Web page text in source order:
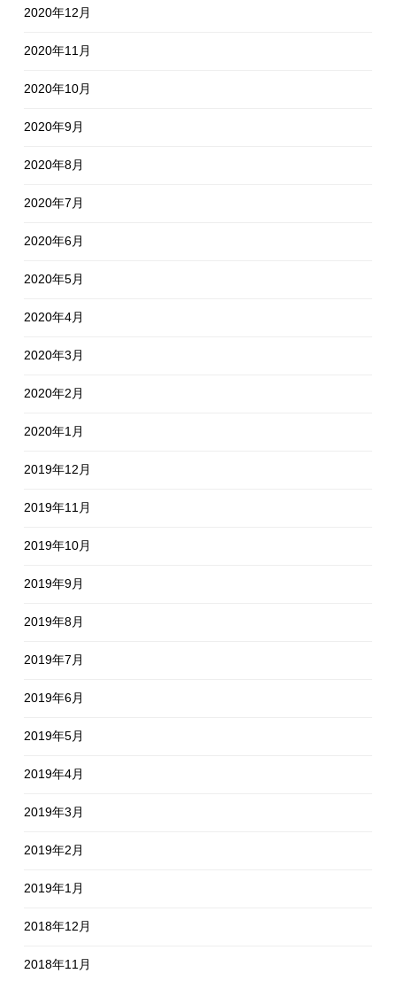
2020年12月
2020年11月
2020年10月
2020年9月
2020年8月
2020年7月
2020年6月
2020年5月
2020年4月
2020年3月
2020年2月
2020年1月
2019年12月
2019年11月
2019年10月
2019年9月
2019年8月
2019年7月
2019年6月
2019年5月
2019年4月
2019年3月
2019年2月
2019年1月
2018年12月
2018年11月